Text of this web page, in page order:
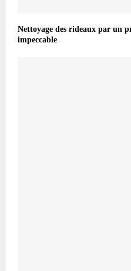
Nettoyage des rideaux par un
impeccable